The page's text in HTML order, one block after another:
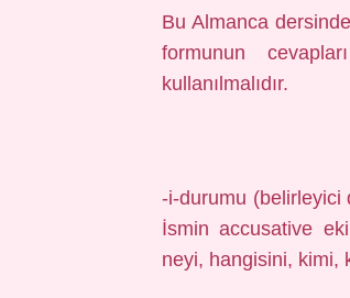
Bu Almanca
formunun
kullanılmalıdır.
-i-durumu (belirleyici
İsmin accusative
neyi, hangisini, kimi,